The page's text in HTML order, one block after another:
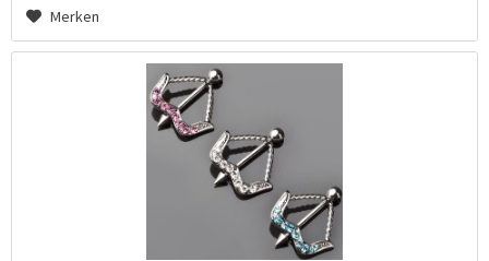
Merken